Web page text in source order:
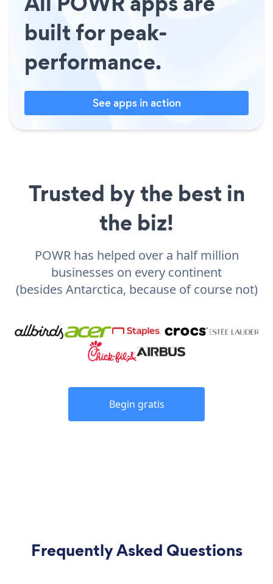
built for peak-
performance.
See apps in action
Trusted by the best in
the biz!
POWR has helped over a half million
businesses on every continent
(besides Antarctica, because of course not)
Begin gratis
Frequently Asked Questions